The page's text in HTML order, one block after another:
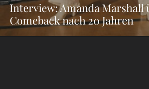
Interview: Amanda Marshall
Comeback nach 20 Jahren